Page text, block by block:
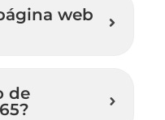
web
de